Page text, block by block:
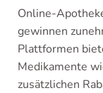
Online-
gewinnen
Plattformen
Medikamente
zusätzlichen